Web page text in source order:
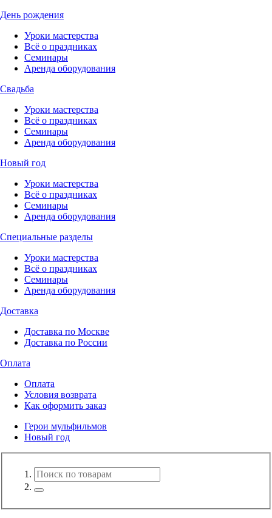
День рождения
Уроки мастерства
Всё о праздниках
Семинары
Аренда оборудования
Свадьба
Уроки мастерства
Всё о праздниках
Семинары
Аренда оборудования
Новый год
Уроки мастерства
Всё о праздниках
Семинары
Аренда оборудования
Специальные разделы
Уроки мастерства
Всё о праздниках
Семинары
Аренда оборудования
Доставка
Доставка по Москве
Доставка по России
Оплата
Оплата
Условия возврата
Как оформить заказ
Герои мульфильмов
Новый год